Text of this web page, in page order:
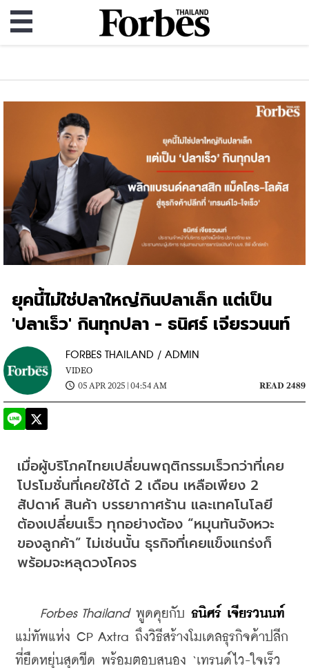
ยุคนี้ไม่ใช่ปลาใหญ่กินปลาเล็ก แต่เป็น
'ปลาเร็ว' กินทุกปลา - ธนิศร์ เจียรวนนท์
FORBES THAILAND / ADMIN
VIDEO
05 APR 2025 | 04:54 AM
READ 2489
เมื่อผู้บริโภคไทยเปลี่ยนพฤติกรรมเร็วกว่าที่เคย
โปรโมชั่นที่เคยใช้ได้ 2 เดือน เหลือเพียง 2
สัปดาห์ สินค้า บรรยากาศร้าน และเทคโนโลยี
ต้องเปลี่ยนเร็ว ทุกอย่างต้อง “หมุนทันจังหวะ
ของลูกค้า” ไม่เช่นนั้น ธุรกิจที่เคยแข็งแกร่งก็
พร้อมจะหลุดวงโคจร
Forbes Thailand พูดคุยกับ ธนิศร์ เจียรวนนท์
แม่ทัพแห่ง CP Axtra ถึงวิธีสร้างโมเดลธุรกิจค้าปลีก
ที่ยืดหยุ่นสุดขีด พร้อมตอบสนอง ‘เทรนด์ไว-ใจเร็ว